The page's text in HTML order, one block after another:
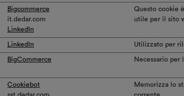
Bigcommerce
it.dedar.com
LinkedIn
Questo cookie
utile per il sito
LinkedIn Utilizzato per
BigCommerce Necessario per
Cookiebot
Memorizza lo